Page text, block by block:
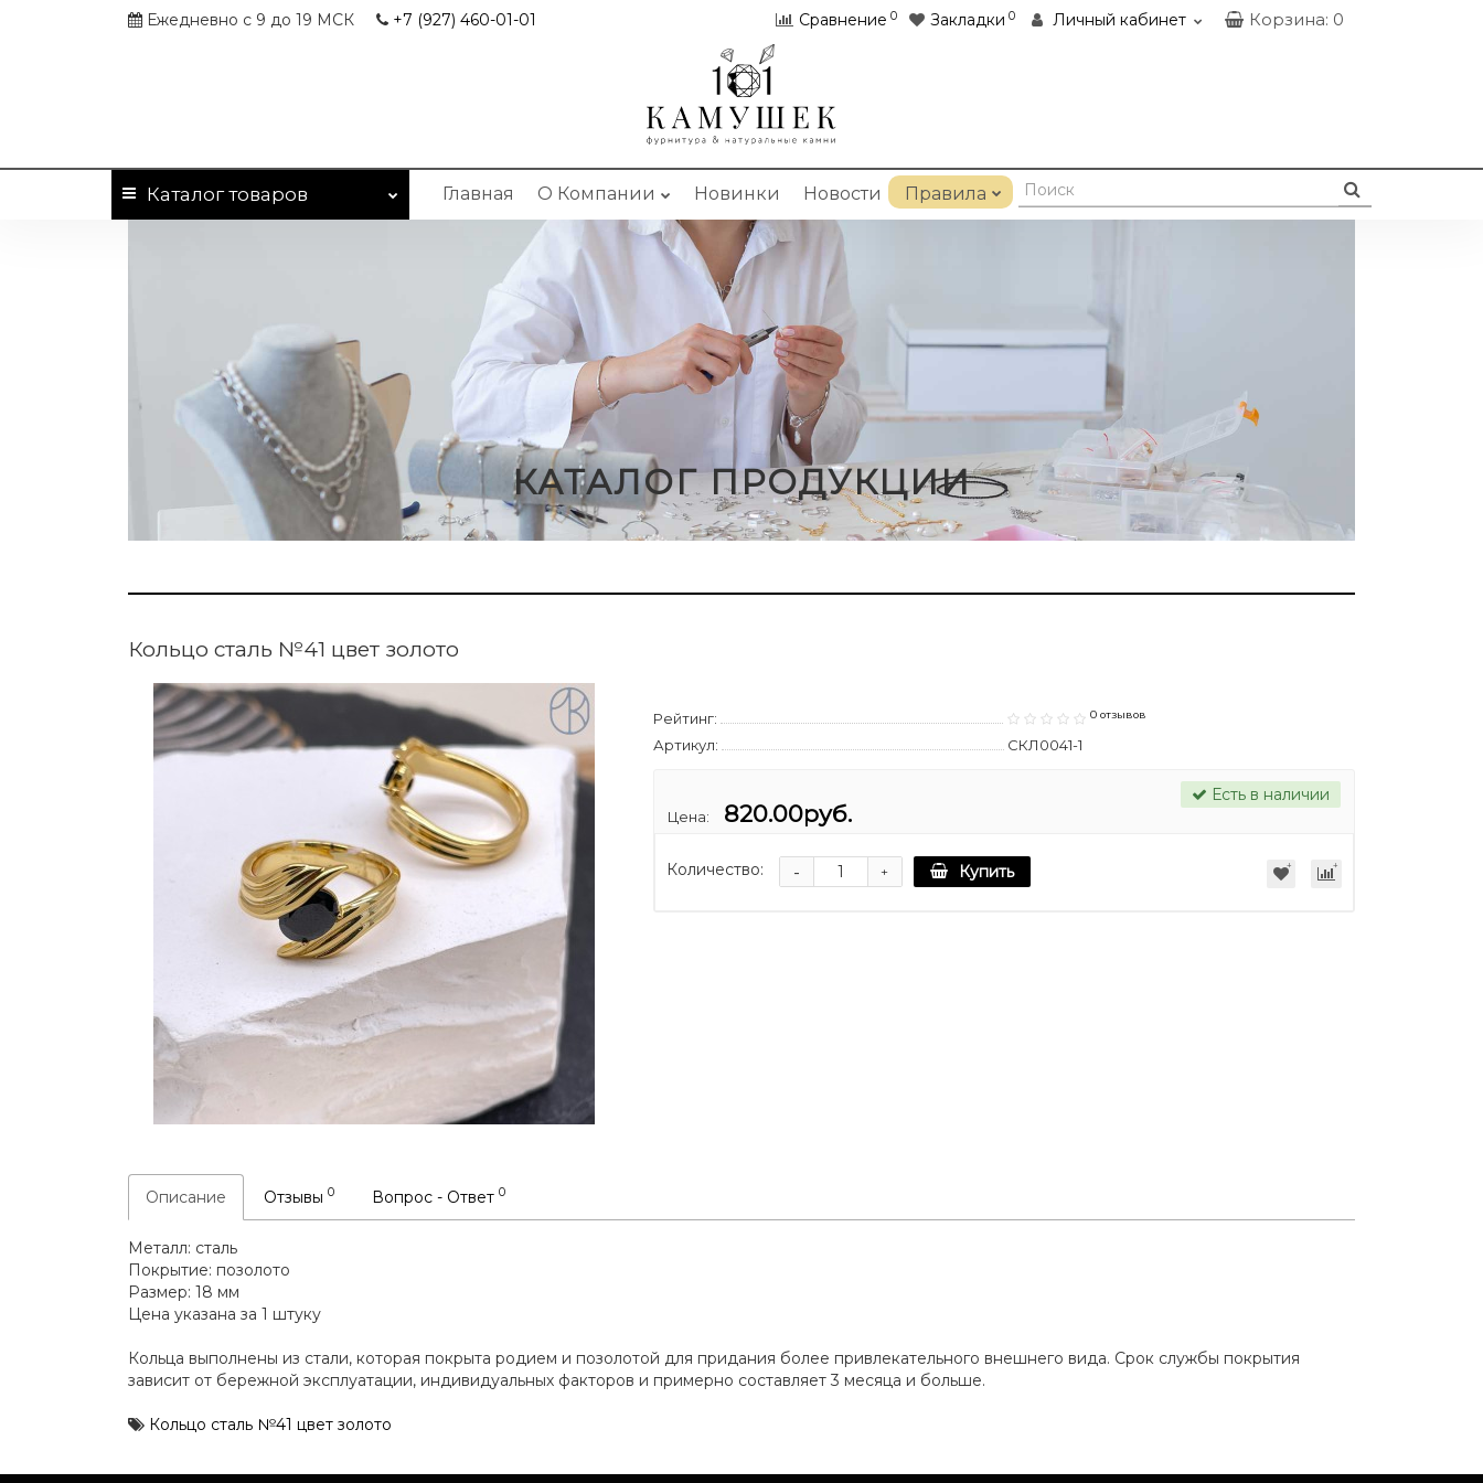
Ежедневно с 9 до 19 МСК +7 (927) 460-01-01 Сравнение 0 Закладки 0 Личный кабинет Корзина: 0
Каталогтоваров Главная О Компании Новинки Новости Правила
КАТАЛОГ ПРОДУКЦИИ
Кольцо сталь №41 цвет золото
Рейтинг: 0 отзывов
Артикул: СКЛ0041-1
Цена: 820.00руб.
Есть в наличии
Количество: +
- Купить
Описание Отзывы 0 Вопрос - Ответ 0
Металл: сталь
Покрытие: позолото
Размер: 18 мм
Цена указана за 1 штуку
Кольца выполнены из стали, которая покрыта родием и позолотой для придания более привлекательного внешнего вида. Срок службы покрытия
зависит от бережной эксплуатации, индивидуальных факторов и примерно составляет 3 месяца и больше.
Кольцо сталь №41 цвет золото